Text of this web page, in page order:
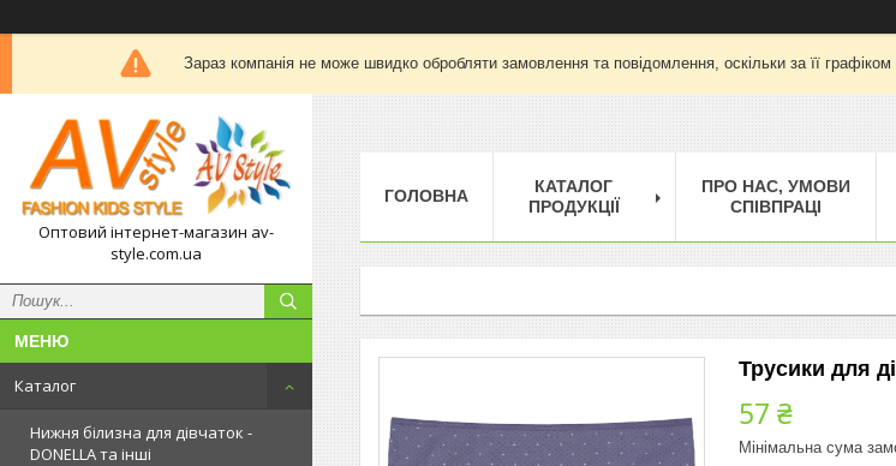
Зараз компанія не може швидко обробляти замовлення та повідомлення, оскільки за її
Оптовий інтернет-магазин av-
style.com.ua
Каталог
Нижня білизна для дівчаток -
DONELLA та інші
ГОЛОВНА
КАТАЛОГ
ПРОДУКЦІЇ
ПРО НАС, УМОВИ
СПІВПРАЦІ
Трусики для
57 ₴
Мінімальна сума